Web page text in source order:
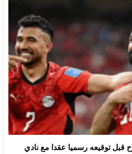
قبل توقيعه رسميا عقدا مع نادي